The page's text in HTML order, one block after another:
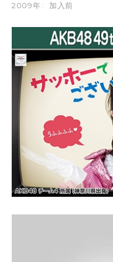
2009年 : 加入前